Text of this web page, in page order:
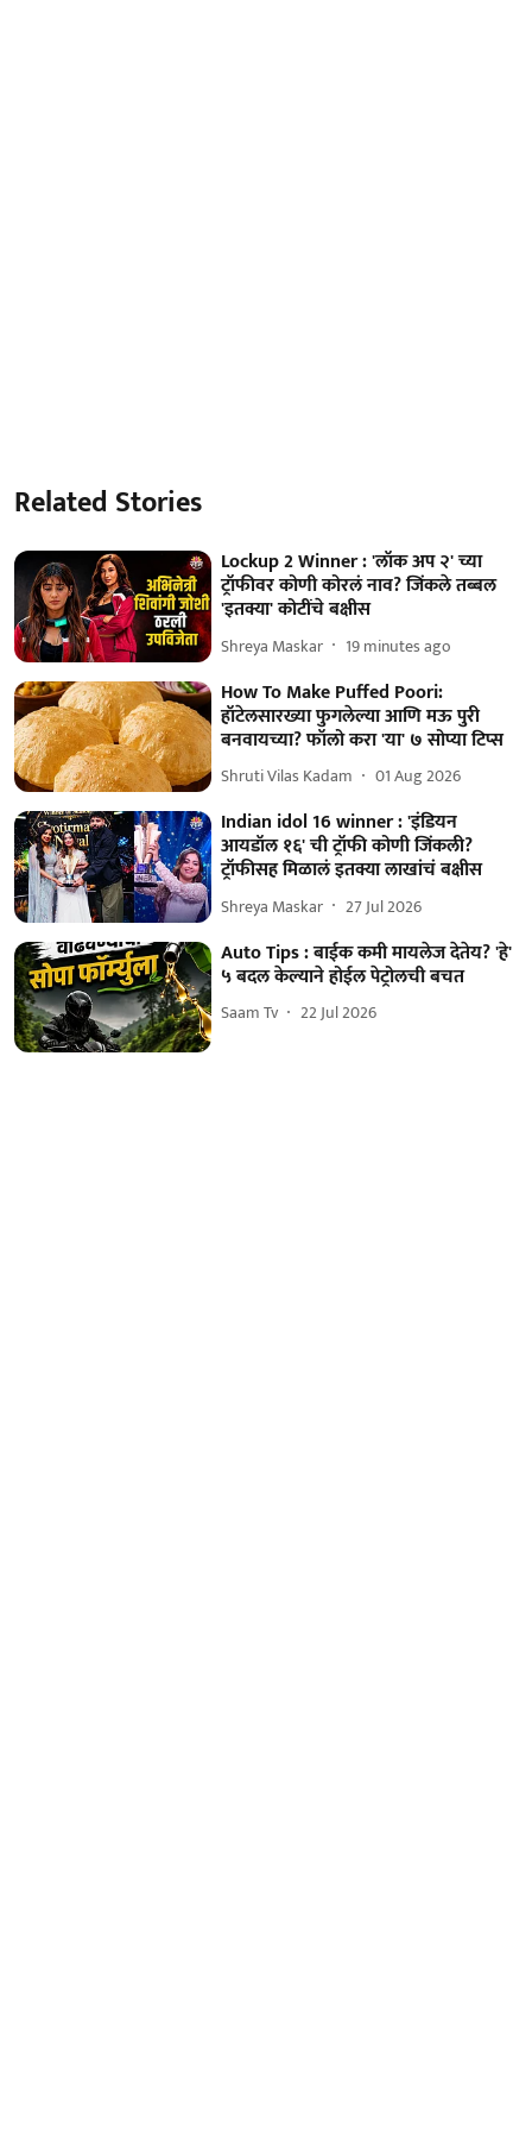
Related Stories
Lockup 2 Winner : 'लॉक अप २' च्या
ट्रॉफीवर कोणी कोरलं नाव? जिंकले तब्बल
'इतक्या' कोटींचे बक्षीस
Shreya Maskar 19 minutes ago
How To Make Puffed Poori:
हॉटेलसारख्या फुगलेल्या आणि मऊ पुरी
बनवायच्या? फॉलो करा 'या' ७ सोप्या टिप्स
Shruti Vilas Kadam 01 Aug 2026
Indian idol 16 winner : 'इंडियन
आयडॉल १६' ची ट्रॉफी कोणी जिंकली?
ट्रॉफीसह मिळालं इतक्या लाखांचं बक्षीस
Shreya Maskar 27 Jul 2026
Auto Tips : बाईक कमी मायलेज देतेय? 'हे'
५ बदल केल्याने होईल पेट्रोलची बचत
Saam Tv 22 Jul 2026